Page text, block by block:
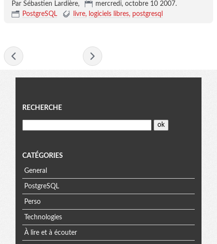
Par Sébastien Lardière, mercredi, octobre 10 2007.
PostgreSQL
livre logiciels libres postgresql
Menu
RECHERCHE
CATÉGORIES
General
PostgreSQL
Perso
Technologies
À lire et à écouter